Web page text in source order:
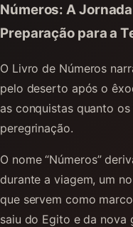
Números: A
Preparação para a
O Livro de Números
pelo deserto após o
as conquistas quanto
peregrinação.
O nome “Números”
durante a viagem, um
que servem como
saiu do Egito e da nova